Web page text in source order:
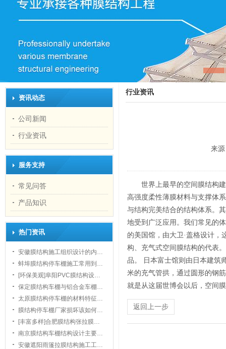
资讯动态
公司新闻
行业资讯
服务支持
常见问答
产品知识
热门资讯
安徽膜结构施工组织设计的内…
蚌埠膜结构停车棚施工常用到…
[环保美观]阜阳PVC膜结构设…
保定膜结构车棚与铝合金车棚…
太原膜结构停车棚的材料特征…
膜结构停车棚厂家损坏该如何…
[丰富多样]合肥膜结构张拉膜…
南京膜结构车棚结构设计主要…
安徽遮阳雨篷拉膜结构施工工…
行业资讯
来
世界上最早的空间膜结构
高强度柔性薄膜材料与支撑体
与结构完美结合的结构体系。
地受到广泛应用。我们常见的
的美国馆，由大卫·盖格设计
构、充气式空间膜结构的代表
品。 日本富士馆则由日本建筑
米的充气管拱，通过圆形的钢
就是从这届世博会以后，空间
返回上一步